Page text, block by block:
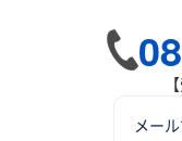
メー